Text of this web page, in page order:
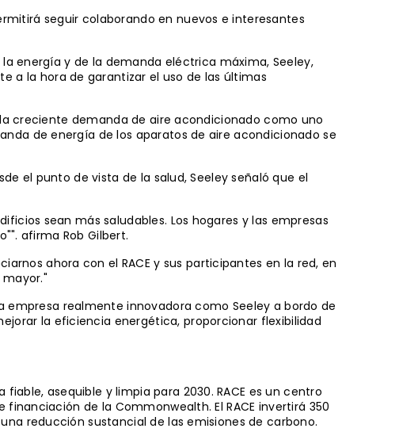
seguir colaborando en nuevos e interesantes
energía y de la demanda eléctrica máxima, Seeley,
a la hora de garantizar el uso de las últimas
creciente demanda de aire acondicionado como uno
de energía de los aparatos de aire acondicionado se
el punto de vista de la salud, Seeley señaló que el
sean más saludables. Los hogares y las empresas
afirma Rob Gilbert.
ahora con el RACE y sus participantes en la red, en
empresa realmente innovadora como Seeley a bordo de
la eficiencia energética, proporcionar flexibilidad
asequible y limpia para 2030. RACE es un centro
de la Commonwealth. El RACE invertirá 350
reducción sustancial de las emisiones de carbono.